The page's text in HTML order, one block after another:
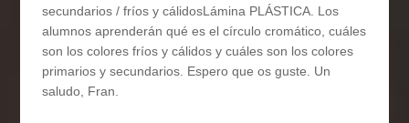
secundarios / fríos y cálidosLámina PLÁSTICA. Los
alumnos aprenderán qué es el círculo cromático, cuáles
son los colores fríos y cálidos y cuáles son los colores
primarios y secundarios. Espero que os guste. Un
saludo, Fran.